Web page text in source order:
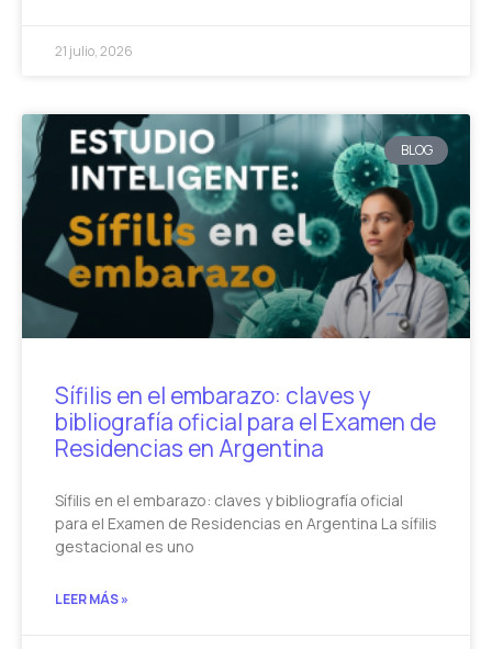
21 julio, 2026
BLOG
Sífilis en el embarazo: claves y
bibliografía oficial para el Examen de
Residencias en Argentina
Sífilis en el embarazo: claves y bibliografía oficial
para el Examen de Residencias en Argentina La sífilis
gestacional es uno
LEER MÁS »